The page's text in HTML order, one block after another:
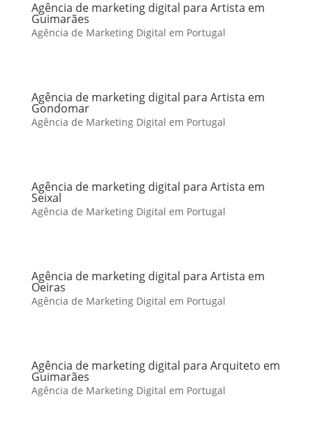
Agência de marketing digital para Artista em
Guimarães
Agência de Marketing Digital em Portugal
Agência de marketing digital para Artista em
Gondomar
Agência de Marketing Digital em Portugal
Agência de marketing digital para Artista em
Seixal
Agência de Marketing Digital em Portugal
Agência de marketing digital para Artista em
Oeiras
Agência de Marketing Digital em Portugal
Agência de marketing digital para Arquiteto em
Guimarães
Agência de Marketing Digital em Portugal